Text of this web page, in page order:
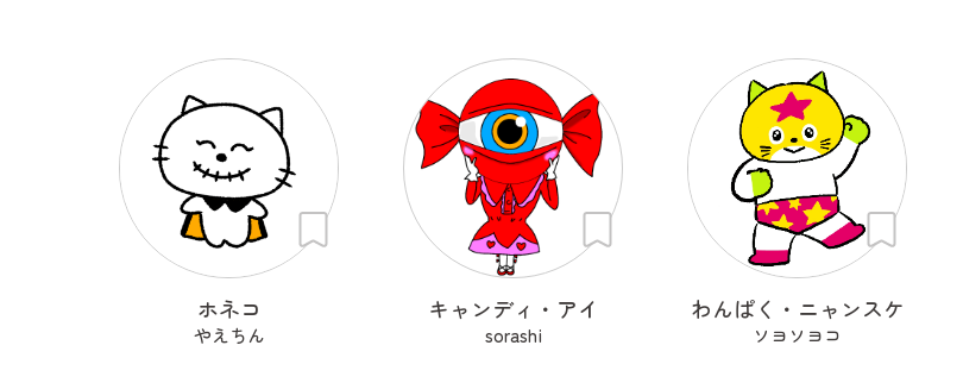
ホネコ
やえちん
キャンディ・アイ
sorashi
わんぱく・ニャンスケ
ソヨソヨコ